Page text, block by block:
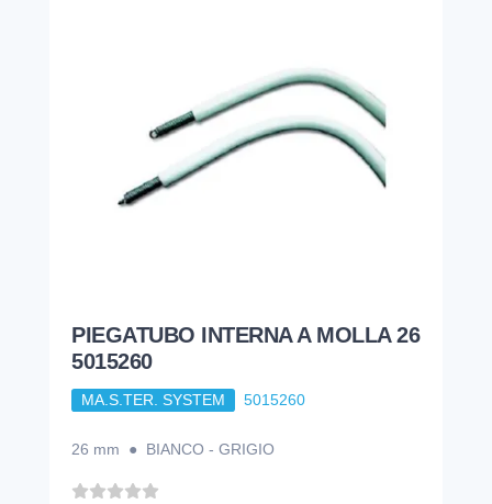
PIEGATUBO INTERNA A MOLLA 26
5015260
MA.S.TER. SYSTEM 5015260
26 mm ● BIANCO - GRIGIO